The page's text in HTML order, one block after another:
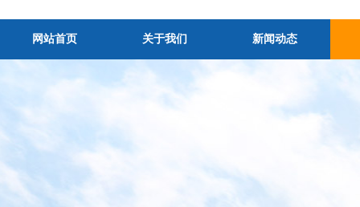
网站首页 关于我们 新闻动态